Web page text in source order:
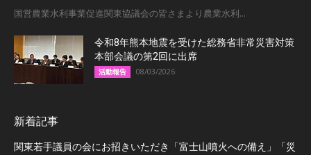
国営農業水利事業促進関東協議会の皆さまより農業水利...
令和8年熊本地震を受けた総務省非常災害対策
本部会議の第2回に出席
活動報告 08/03/2026
新着記事
関東若手議員の会にお招きいただき「富士山噴火への備え」「災